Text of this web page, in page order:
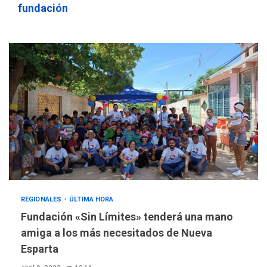
fundación
REGIONALES ÚLTIMA HORA
Fundación «Sin Límites» tenderá una mano
amiga a los más necesitados de Nueva
Esparta
REGIONALES ÚLTIMA HORA
Mariño fortalece capacidad
operativa con flota